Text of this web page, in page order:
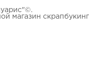
магазин